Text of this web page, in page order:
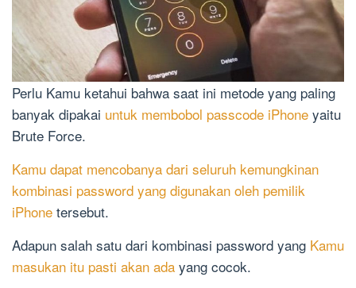
Perlu Kamu ketahui bahwa saat ini metode yang paling
banyak dipakai untuk membobol passcode iPhone yaitu
Brute Force.
Kamu dapat mencobanya dari seluruh kemungkinan
kombinasi password yang digunakan oleh pemilik
iPhone tersebut.
Adapun salah satu dari kombinasi password yang Kamu
masukan itu pasti akan ada yang cocok.